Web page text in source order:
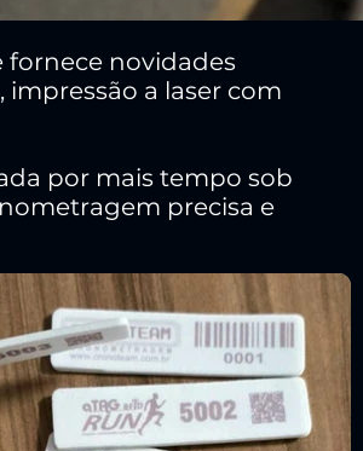
fornece novidades
impressão a laser com
por mais tempo sob
precisa e